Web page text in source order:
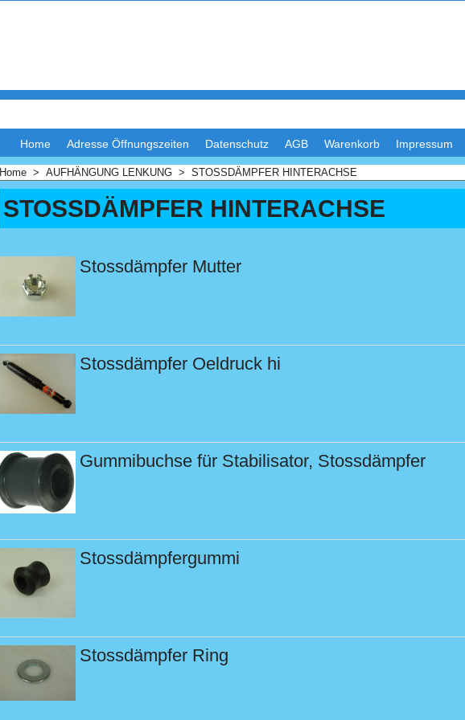
Home Adresse Öffnungszeiten Datenschutz AGB Warenkorb Impressum
Home > AUFHÄNGUNG LENKUNG > STOSSDÄMPFER HINTERACHSE
STOSSDÄMPFER HINTERACHSE
Stossdämpfer Mutter
Stossdämpfer Oeldruck hi
Gummibuchse für Stabilisator, Stossdämpfer
Stossdämpfergummi
Stossdämpfer Ring